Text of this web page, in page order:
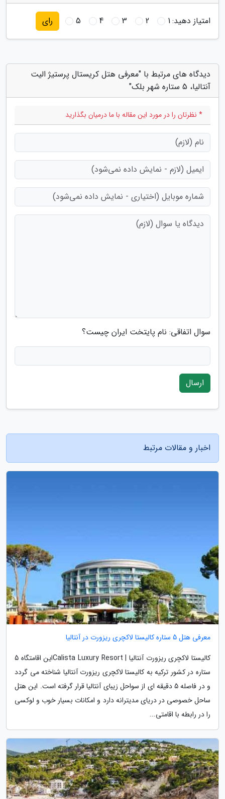
امتیاز دهید:1
2
3
4
5 رای
دیدگاه های مرتبط با "معرفی هتل کریستال پرستیژ الیت
آنتالیا، 5 ستاره شهر بلک"
* نظرتان را در مورد این مقاله با ما درمیان بگذارید
سوال اتفاقی: نام پایتخت ایران چیست؟
ارسال
اخبار و مقالات مرتبط
معرفی هتل 5 ستاره کالیستا لاکچری ریزورت در آنتالیا
کالیستا لاکچری ریزورت آنتالیا | Calista Luxury Resortاین اقامتگاه 5
ستاره در کشور ترکیه به کالیستا لاکچری ریزورت آنتالیا شناخته می گردد
و در فاصله 5 دقیقه ای از سواحل زیبای آنتالیا قرار گرفته است. این هتل
ساحل خصوصی در دریای مدیترانه دارد و امکانات بسیار خوب و لوکسی
را در رابطه با اقامتی...